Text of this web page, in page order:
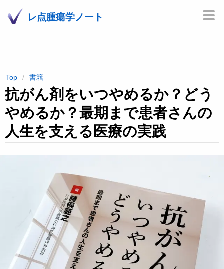
レ点腫瘍学ノート
Top 書籍
抗がん剤をいつやめるか？どう
やめるか？最期まで患者さんの
人生を支える医療の実践